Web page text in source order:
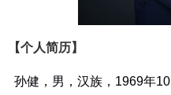
【个人简历】
孙健，男，汉族， 1969年10